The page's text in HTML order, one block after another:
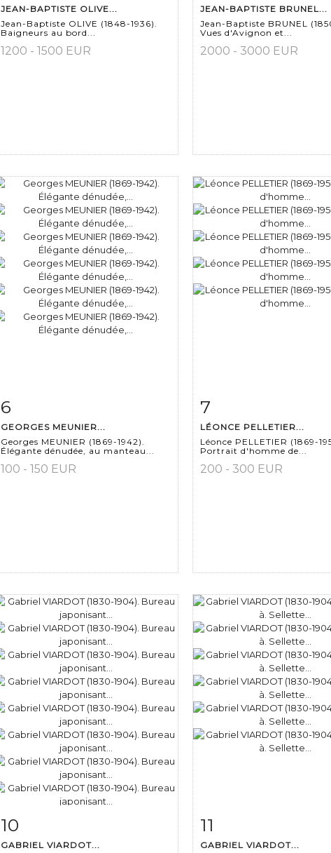
JEAN-BAPTISTE OLIVE...
Jean-Baptiste OLIVE (1848-1936).
Baigneurs au bord...
1200 - 1500 EUR
JEAN-BAPTISTE BRUNEL...
Jean-Baptiste BRUNEL
Vues d'Avignon et...
2000 - 3000 EUR
Fiche détaillée
6
GEORGES MEUNIER...
Georges MEUNIER (1869-1942).
Élégante dénudée, au manteau...
100 - 150 EUR
Fiche détaillée
7
LÉONCE PELLETIER...
Léonce PELLETIER (1869-
Portrait d'homme de...
200 - 300 EUR
Fiche détaillée
10
GABRIEL VIARDOT...
Fiche détaillée
11
GABRIEL VIARDOT...